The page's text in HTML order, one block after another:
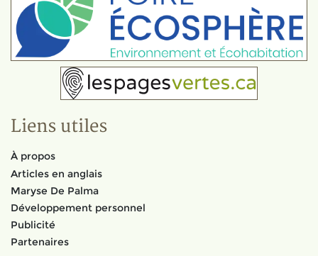
Liens utiles
À propos
Articles en anglais
Maryse De Palma
Développement personnel
Publicité
Partenaires